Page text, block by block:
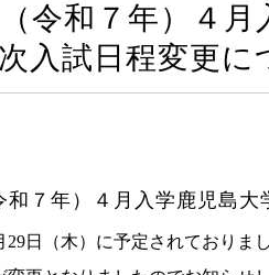
令和７年）４
入試日程変更に
和７年）４月入学鹿児島
29日（木）に予定されておりま